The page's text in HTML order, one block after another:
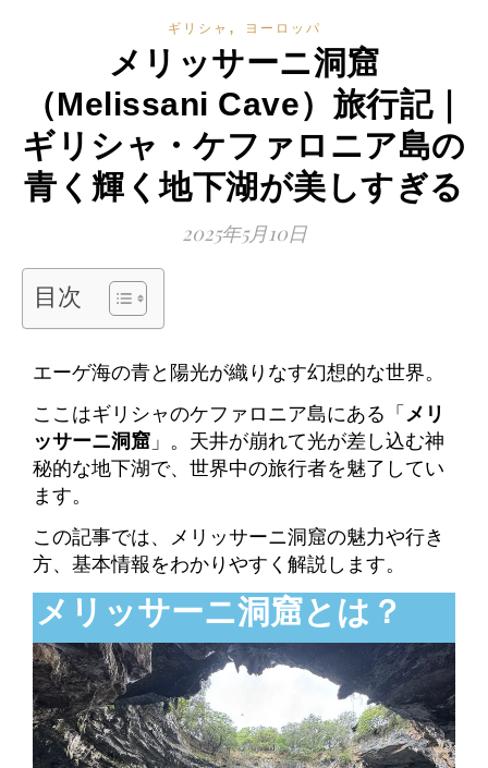
ギリシャ , ヨーロッパ
メリッサーニ洞窟
（Melissani Cave）旅行記｜
ギリシャ・ケファロニア島の
青く輝く地下湖が美しすぎる
2025年5月10日
目次
エーゲ海の青と陽光が織りなす幻想的な世界。
ここはギリシャのケファロニア島にある「 メリ
ッサーニ洞窟 」。天井が崩れて光が差し込む神
秘的な地下湖で、世界中の旅行者を魅了してい
ます。
この記事では、メリッサーニ洞窟の魅力や行き
方、基本情報をわかりやすく解説します。
メリッサーニ洞窟とは？